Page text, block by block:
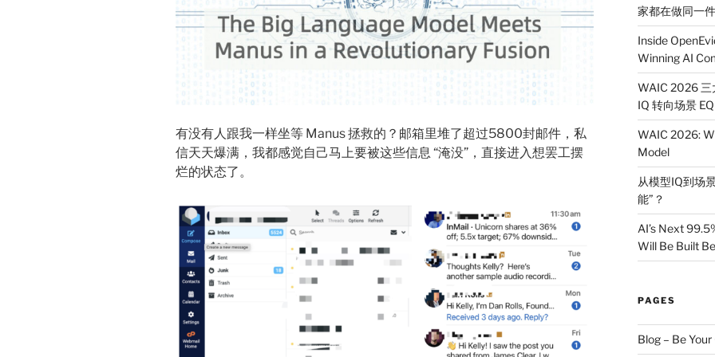
有没有人跟我一样坐等 Manus 拯救的？邮箱里堆了超过5800封邮件，私
信天天爆满，我都感觉自己马上要被这些信息 “淹没”，直接进入想罢工摆
烂的状态了。
家都在做同一
Inside
Winning AI
WAIC 2026 三
IQ 转向场景 EQ
WAIC 2026:
Model
从模型IQ到场
能”？
AI’s Next
Will Be Built
PAGES
Blog – Be